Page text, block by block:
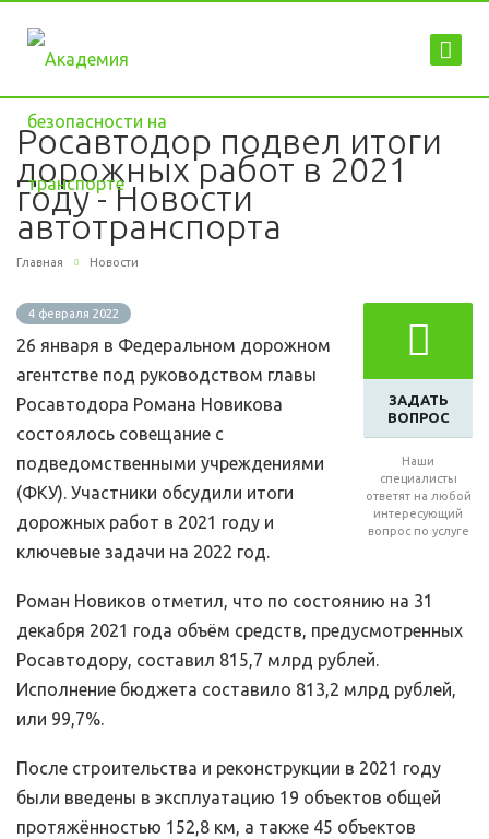
Росавтодор подвел итоги
дорожных работ в 2021
году - Новости
автотранспорта
Главная Новости
ЗАДАТЬ
ВОПРОС
Наши
специалисты
ответят на любой
интересующий
вопрос по услуге
4 февраля 2022
26 января в Федеральном дорожном
агентстве под руководством главы
Росавтодора Романа Новикова
состоялось совещание с
подведомственными учреждениями
(ФКУ). Участники обсудили итоги
дорожных работ в 2021 году и
ключевые задачи на 2022 год.
Роман Новиков отметил, что по состоянию на 31
декабря 2021 года объём средств, предусмотренных
Росавтодору, составил 815,7 млрд рублей.
Исполнение бюджета составило 813,2 млрд рублей,
или 99,7%.
После строительства и реконструкции в 2021 году
были введены в эксплуатацию 19 объектов общей
протяжённостью 152,8 км, а также 45 объектов